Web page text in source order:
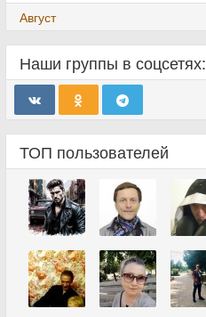
Август
Наши группы в соцсетях:
ТОП пользователей